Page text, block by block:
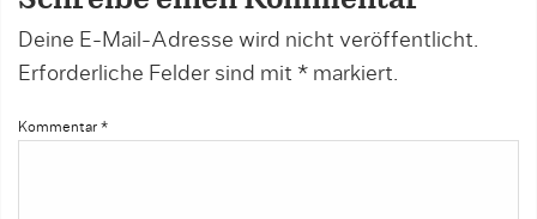
Deine E-Mail-Adresse wird nicht veröffentlicht.
Erforderliche Felder sind mit * markiert.
Kommentar *